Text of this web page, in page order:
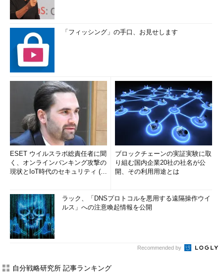
「フィッシング」の手口、お見せします
ESET ウイルスラボ総責任者に聞
く、オンラインバンキング攻撃の
現状とIoT時代のセキュリティ (1/
ブロックチェーンの実証実験に取
り組む国内企業20社の社名が公
開、その利用用途とは
ラック、「DNSプロトコルを悪用する遠隔操作ウイ
ルス」への注意喚起情報を公開
Recommended by
自分戦略研究所 記事ランキング